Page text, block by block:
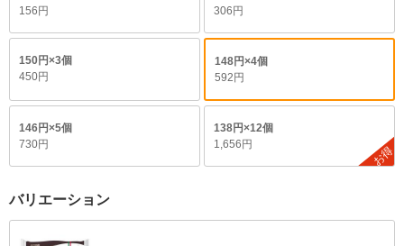
156円
306円
150円×3個
450円
148円×4個
592円
146円×5個
730円
138円×12個
1,656円
お得
バリエーション